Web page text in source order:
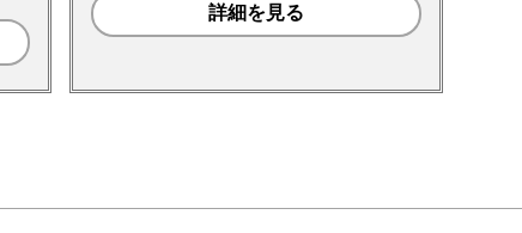
詳細を見る